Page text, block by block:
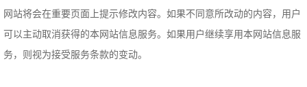
网站将会在重要页面上提示修改内容。如果不同意所改动的内容，用户
可以主动取消获得的本网站信息服务。如果用户继续享用本网站信息服
务，则视为接受服务条款的变动。